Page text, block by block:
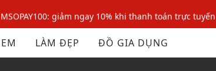
giảm ngay 10% khi thanh toán trực tuyến
- Giảm 10% đơn đầu cho thành viên mới!
giảm ngay 10% khi thanh toán trực tuyến
LÀM ĐẸP ĐỒ GIA DỤNG